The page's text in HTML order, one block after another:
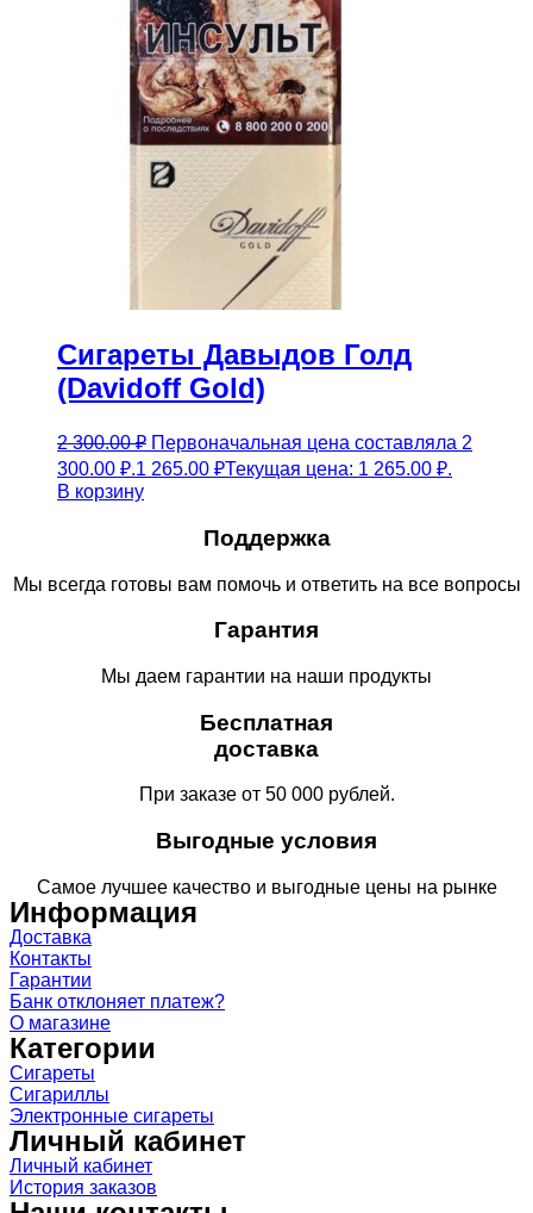
Сигареты Давыдов Голд
(Davidoff Gold)
2 300.00₽ Первоначальная цена составляла 2
300.00 ₽.1 265.00 ₽Текущая цена: 1 265.00 ₽.
В корзину
Поддержка
Мы всегда готовы вам помочь и ответить на все вопросы
Гарантия
Мы даем гарантии на наши продукты
Бесплатная
доставка
При заказе от 50 000 рублей.
Выгодные условия
Самое лучшее качество и выгодные цены на рынке
Информация
Доставка
Контакты
Гарантии
Банк отклоняет платеж?
О магазине
Категории
Сигареты
Сигариллы
Электронные сигареты
Личный кабинет
Личный кабинет
История заказов